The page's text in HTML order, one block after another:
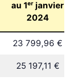
au 1ᵉʳ janvier
2024
23 799,96 €
25 197,11 €